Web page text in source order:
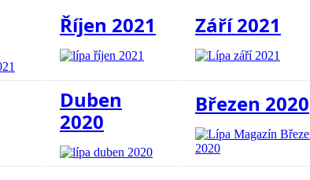
Říjen 2021 Září 2021
Duben
2020
Březen 2020